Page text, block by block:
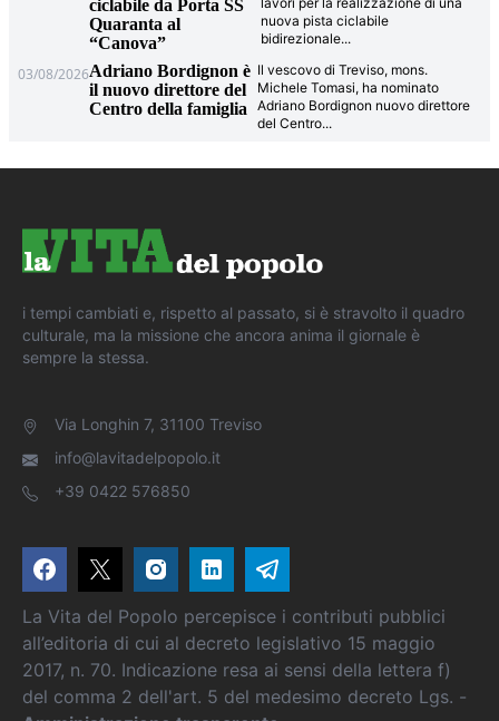
ciclabile da Porta SS
Quaranta al
“Canova”
nuova pista ciclabile
bidirezionale...
03/08/2026Adriano Bordignon è
il nuovo direttore del
Centro della famiglia
Il vescovo di Treviso, mons.
Michele Tomasi, ha nominato
Adriano Bordignon nuovo direttore
del Centro...
i tempi cambiati e, rispetto al passato, si è stravolto il quadro
culturale, ma la missione che ancora anima il giornale è
sempre la stessa.
Via Longhin 7, 31100 Treviso
info@lavitadelpopolo.it
+39 0422 576850
La Vita del Popolo percepisce i contributi pubblici
all’editoria di cui al decreto legislativo 15 maggio
2017, n. 70. Indicazione resa ai sensi della lettera f)
del comma 2 dell'art. 5 del medesimo decreto Lgs. -